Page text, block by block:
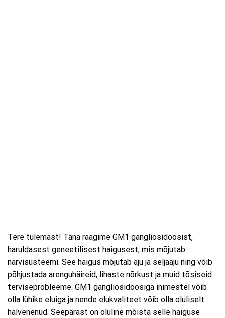
Tere tulemast! Täna räägime GM1 gangliosidoosist,
haruldasest geneetilisest haigusest, mis mõjutab
närvisüsteemi. See haigus mõjutab aju ja seljaaju ning võib
põhjustada arenguhäireid, lihaste nõrkust ja muid tõsiseid
terviseprobleeme. GM1 gangliosidoosiga inimestel võib
olla lühike eluiga ja nende elukvaliteet võib olla oluliselt
halvenenud. Seepärast on oluline mõista selle haiguse